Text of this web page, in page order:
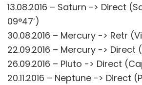
13.08.2016 – Saturn -> Direct
09°47′)
30.08.2016 – Mercury -> Retr
22.09.2016 – Mercury -> Direct
26.09.2016 – Pluto -> Direct
20.11.2016 – Neptune -> Direct